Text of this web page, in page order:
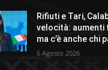
Rifiuti e Tari,
velocità: aumenti
ma c’è anche chi
6 Agosto 2026